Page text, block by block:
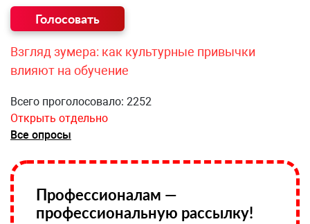
Взгляд зумера: как культурные привычки
влияют на обучение
Всего проголосовало: 2252
Открыть отдельно
Все опросы
Профессионалам —
профессиональную рассылку!